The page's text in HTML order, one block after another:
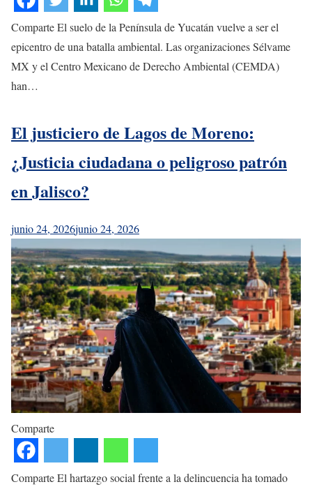
Comparte El suelo de la Península de Yucatán vuelve a ser el
epicentro de una batalla ambiental. Las organizaciones Sélvame
MX y el Centro Mexicano de Derecho Ambiental (CEMDA)
han…
El justiciero de Lagos de Moreno:
¿Justicia ciudadana o peligroso patrón
en Jalisco?
junio 24, 2026junio 24, 2026
Comparte
Comparte El hartazgo social frente a la delincuencia ha tomado